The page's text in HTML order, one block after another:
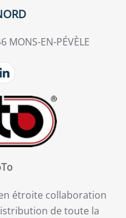
MONS-EN-PÉVÈLE
étroite collaboration
de toute la